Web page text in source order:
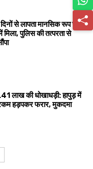
से लापता मानसिक रूप से
मिला, पुलिस की तत्परता से
लाख की धोखाधड़ी: हापुड़ में
हड़पकर फरार, मुकदमा